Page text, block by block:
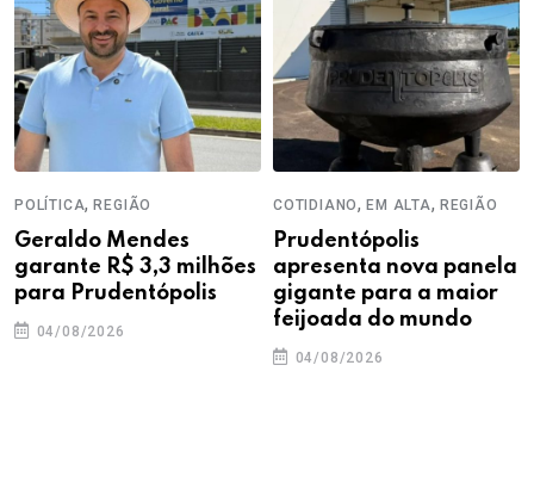
POLÍTICA,REGIÃO
Geraldo Mendes
garante R$ 3,3 milhões
para Prudentópolis
04/08/2026
COTIDIANO,EM ALTA, REGIÃO
Prudentópolis
apresenta nova panela
gigante para a maior
feijoada do mundo
04/08/2026